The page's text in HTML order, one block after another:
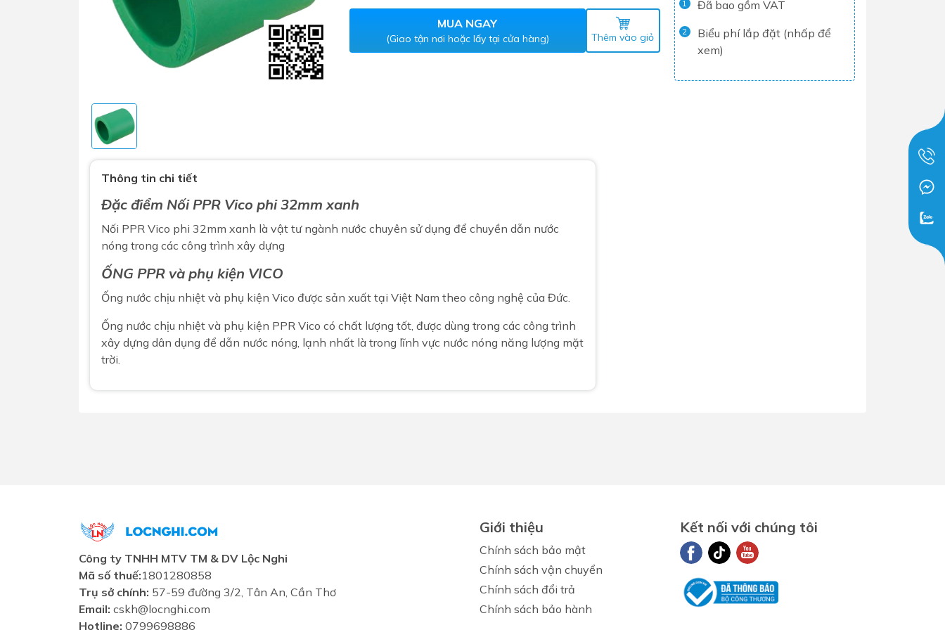
Sen tắm
Máy nước nóng gián tiếp
Tủ lạnh
Máy rửa chén
Nồi chiên không dầu
Phụ kiện nhà vệ sinh
Gương nhà vệ sinh - nhà tắm
Máy sấy tay
Nắp bồn cầu
Nắp điện tử
Combo bồn cầu nhà trọ giá rẻ
Combo thiết bị vệ sinh chính hãng
Combo Máy nước nóng năng lượng
mặt trời
Combo thiết bị vệ sinh cao cấp
MUA NGAY
(Giao tận nơi hoặc lấy tại cửa hàng) Thêm vào giỏ
1 Đã bao gồm VAT
2
Biểu phí lắp đặt (nhấp để
xem)
Thông tin chi tiết
Đặc điểm Nối PPR Vico phi 32mm xanh
Nối PPR Vico phi 32mm xanh là vật tư ngành nước chuyên sử dụng để chuyền dẫn nước
nóng trong các công trình xây dựng
ỐNG PPR và phụ kiện VICO
Ống nước chịu nhiệt và phụ kiện Vico được sản xuất tại Việt Nam theo công nghệ của Đức.
Ống nước chịu nhiệt và phụ kiện PPR Vico có chất lượng tốt, được dùng trong các công trình
xây dựng dân dụng để dẫn nước nóng, lạnh nhất là trong lĩnh vực nước nóng năng lượng mặt
trời.
Công ty TNHH MTV TM & DV Lộc Nghi
Mã số thuế:1801280858
Trụ sở chính: 57-59 đường 3/2, Tân An, Cần Thơ
Email: cskh@locnghi.com
Hotline: 0799698886
Giới thiệu
Chính sách bảo mật
Chính sách vận chuyển
Chính sách đổi trả
Chính sách bảo hành
Kết nối với chúng tôi